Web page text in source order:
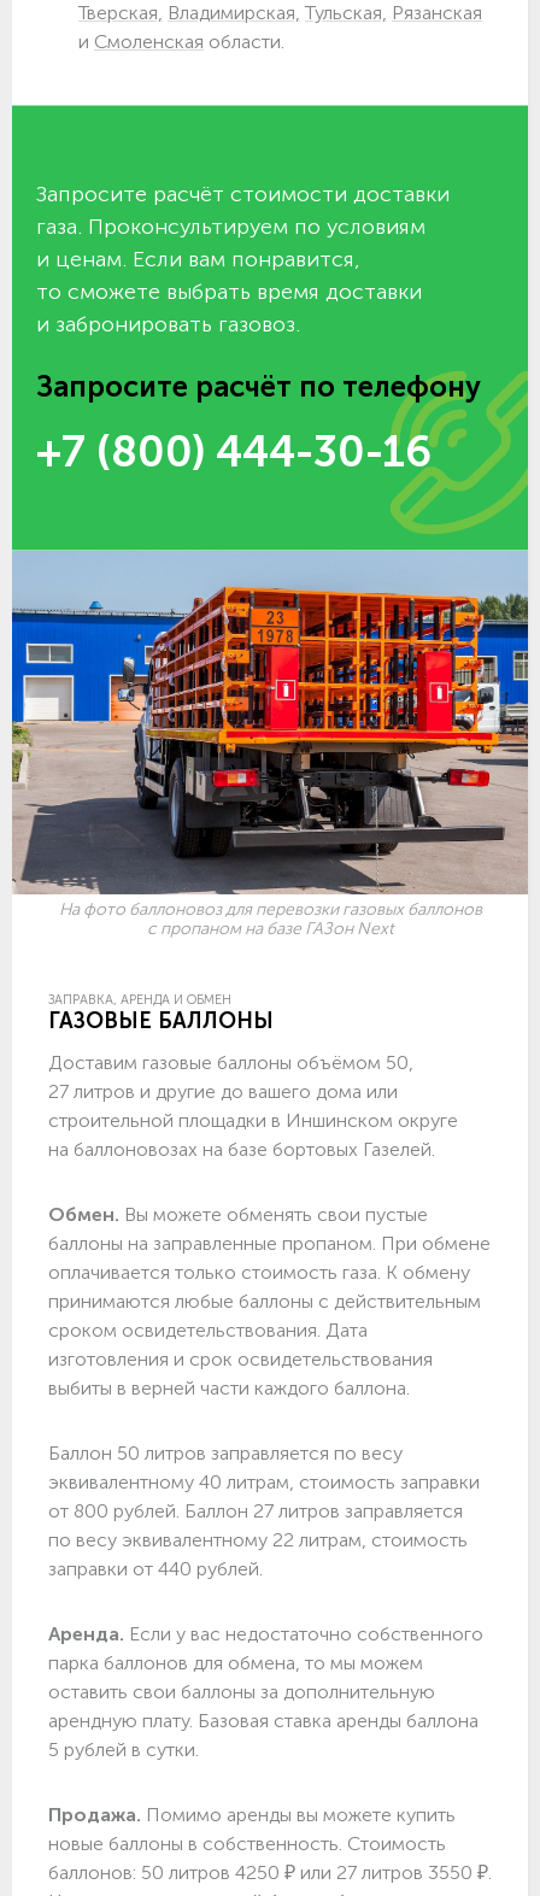
Тверская, Владимирская, Тульская, Рязанская
и Смоленская области.
Запросите расчёт стоимости доставки
газа. Проконсультируем по условиям
и ценам. Если вам понравится,
то сможете выбрать время доставки
и забронировать газовоз.
Запросите расчёт по телефону
+7 (800) 444-30-16
На фото баллоновоз для перевозки газовых баллонов
с пропаном на базе ГАЗон Next
ЗАПРАВКА, АРЕНДА И ОБМЕН
ГАЗОВЫЕ БАЛЛОНЫ
Доставим газовые баллоны объёмом 50,
27 литров и другие до вашего дома или
строительной площадки в Иншинском округе
на баллоновозах на базе бортовых Газелей.
Обмен. Вы можете обменять свои пустые
баллоны на заправленные пропаном. При обмене
оплачивается только стоимость газа. К обмену
принимаются любые баллоны с действительным
сроком освидетельствования. Дата
изготовления и срок освидетельствования
выбиты в верней части каждого баллона.
Баллон 50 литров заправляется по весу
эквивалентному 40 литрам, стоимость заправки
от 800 рублей. Баллон 27 литров заправляется
по весу эквивалентному 22 литрам, стоимость
заправки от 440 рублей.
Аренда. Если у вас недостаточно собственного
парка баллонов для обмена, то мы можем
оставить свои баллоны за дополнительную
арендную плату. Базовая ставка аренды баллона
5 рублей в сутки.
Продажа. Помимо аренды вы можете купить
новые баллоны в собственность. Стоимость
баллонов: 50 литров 4250 ₽ или 27 литров 3550 ₽.